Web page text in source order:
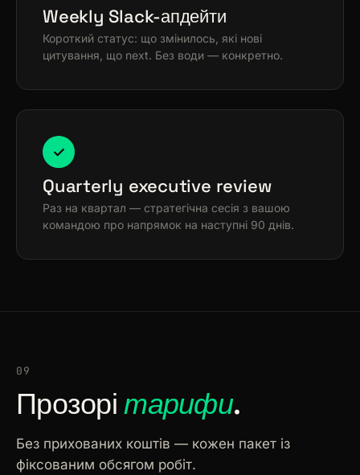
Weekly Slack-апдейти
Короткий статус: що змінилось, які нові
цитування, що next. Без води — конкретно.
✓
Quarterly executive review
Раз на квартал — стратегічна сесія з вашою
командою про напрямок на наступні 90 днів.
09
Прозорітарифи.
Без прихованих коштів — кожен пакет із
фіксованим обсягом робіт.